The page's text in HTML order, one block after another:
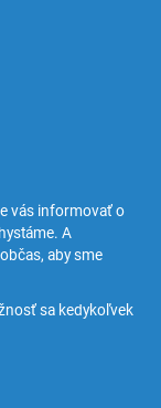
vás informovať o
A
aby sme
sa kedykoľvek